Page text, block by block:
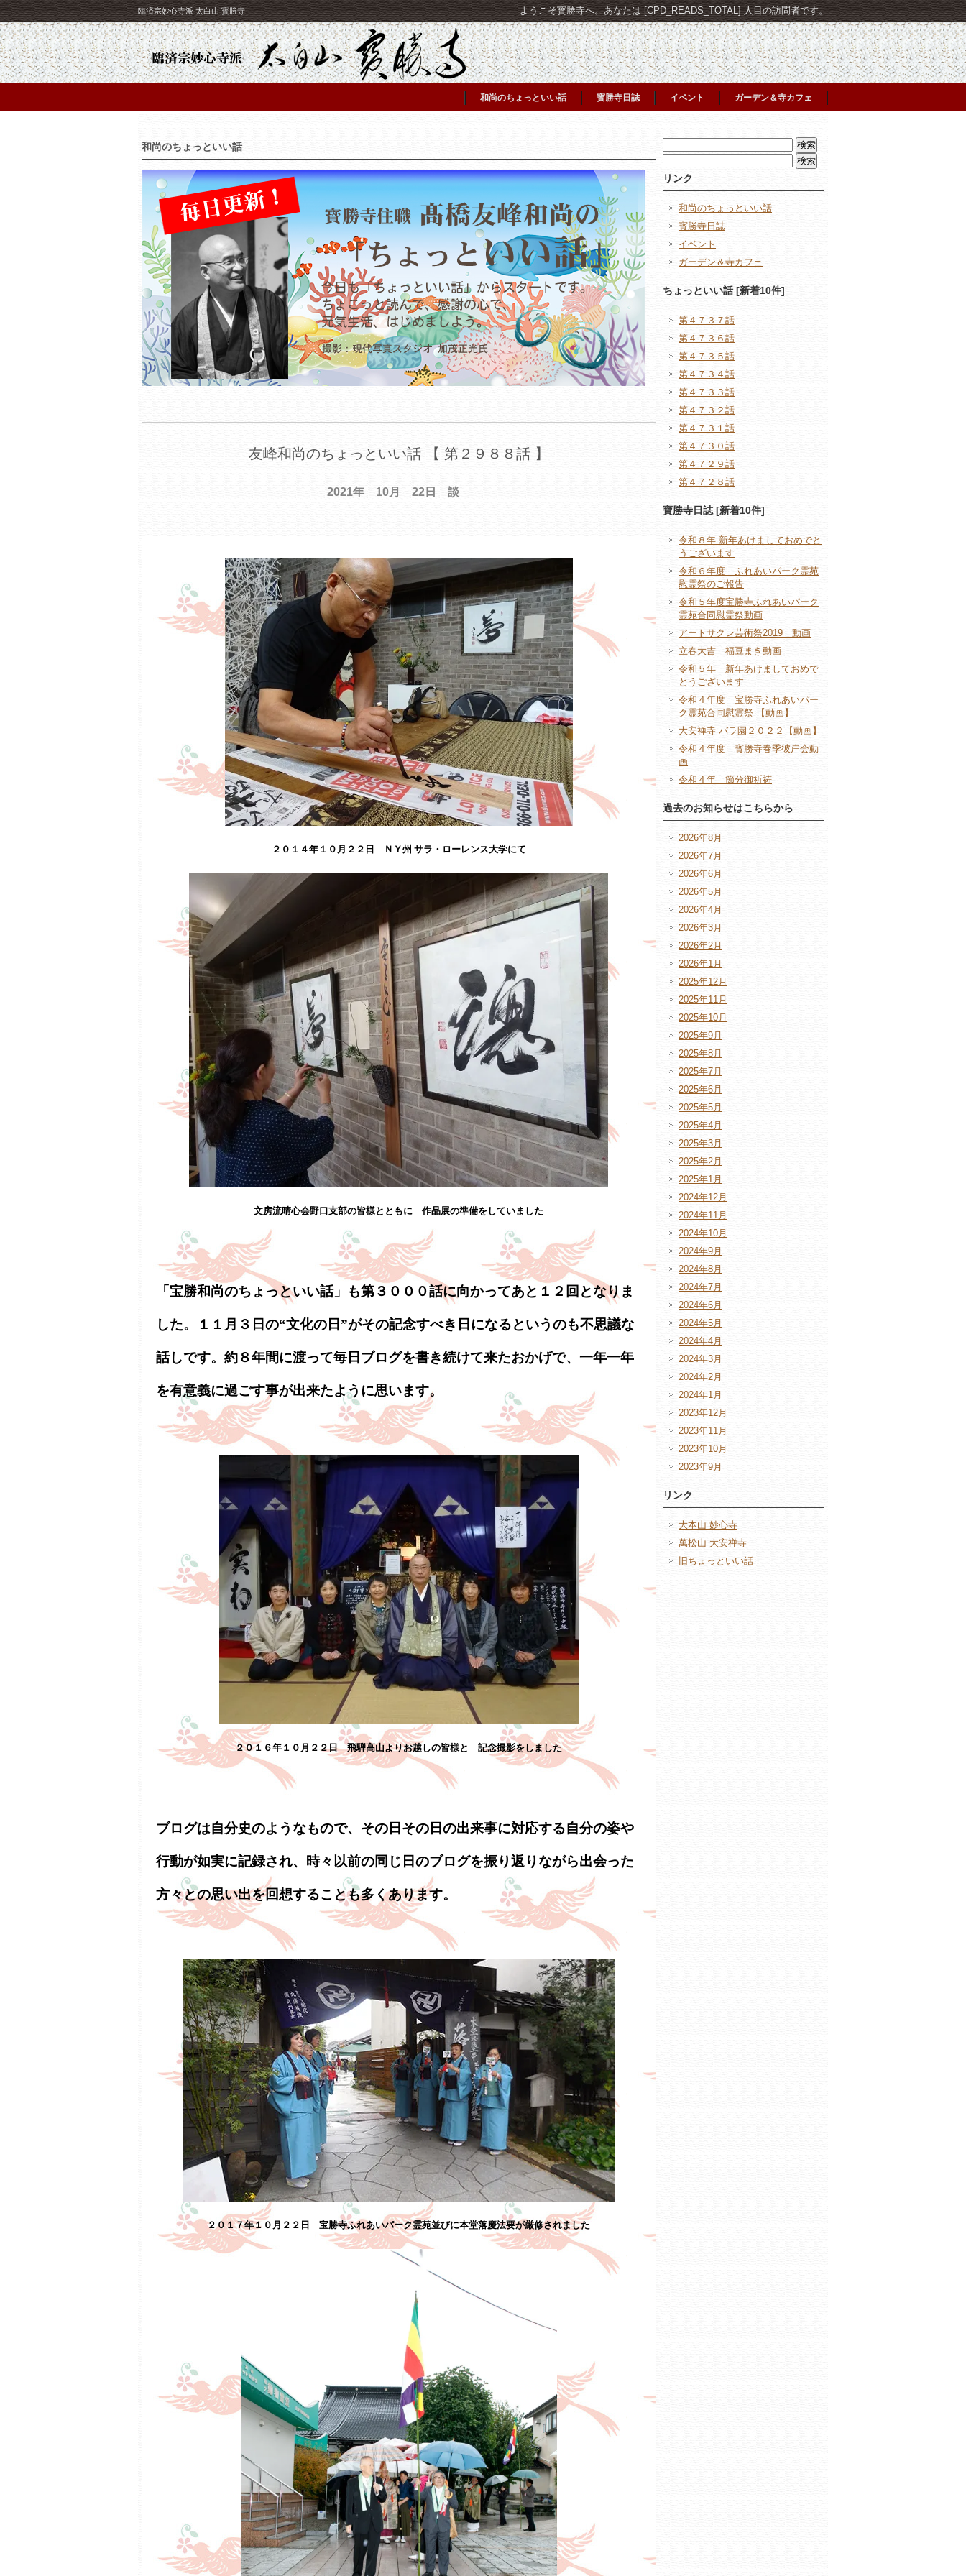
臨済宗妙心寺派 太白山 寳勝寺 ようこそ寳勝寺へ。あなたは [CPD_READS_TOTAL] 人目の訪問者です。
和尚のちょっといい話 寳勝寺日誌 イベント ガーデン＆寺カフェ
和尚のちょっといい話
友峰和尚のちょっといい話 【 第２９８８話 】
2021年 10月 22日 談
２０１４年１０月２２日 ＮＹ州 サラ・ローレンス大学にて
文房流晴心会野口支部の皆様とともに 作品展の準備をしていました
「宝勝和尚のちょっといい話」も第３０００話に向かってあと１２回となりま
した。１１月３日の“文化の日”がその記念すべき日になるというのも不思議な
話しです。約８年間に渡って毎日ブログを書き続けて来たおかげで、一年一年
を有意義に過ごす事が出来たように思います。
２０１６年１０月２２日 飛騨高山よりお越しの皆様と 記念撮影をしました
ブログは自分史のようなもので、その日その日の出来事に対応する自分の姿や
行動が如実に記録され、時々以前の同じ日のブログを振り返りながら出会った
方々との思い出を回想することも多くあります。
２０１７年１０月２２日 宝勝寺ふれあいパーク霊苑並びに本堂落慶法要が厳修されました
索:
索:
リンク
和尚のちょっといい話
寳勝寺日誌
イベント
ガーデン＆寺カフェ
ちょっといい話 [新着10件]
第４７３７話
第４７３６話
第４７３５話
第４７３４話
第４７３３話
第４７３２話
第４７３１話
第４７３０話
第４７２９話
第４７２８話
寶勝寺日誌 [新着10件]
令和８年 新年あけましておめでと
うございます
令和６年度 ふれあいパーク霊苑
慰霊祭のご報告
令和５年度宝勝寺ふれあいパーク
霊苑合同慰霊祭動画
アートサクレ芸術祭2019 動画
立春大吉 福豆まき動画
令和５年 新年あけましておめで
とうございます
令和４年度 宝勝寺ふれあいパー
ク霊苑合同慰霊祭 【動画】
大安禅寺 バラ園２０２２【動画】
令和４年度 寳勝寺春季彼岸会動
画
令和４年 節分御祈祷
過去のお知らせはこちらから
2026年8月
2026年7月
2026年6月
2026年5月
2026年4月
2026年3月
2026年2月
2026年1月
2025年12月
2025年11月
2025年10月
2025年9月
2025年8月
2025年7月
2025年6月
2025年5月
2025年4月
2025年3月
2025年2月
2025年1月
2024年12月
2024年11月
2024年10月
2024年9月
2024年8月
2024年7月
2024年6月
2024年5月
2024年4月
2024年3月
2024年2月
2024年1月
2023年12月
2023年11月
2023年10月
2023年9月
リンク
大本山 妙心寺
萬松山 大安禅寺
旧ちょっといい話